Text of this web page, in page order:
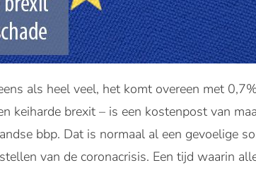
als heel veel, het komt overeen met
keiharde brexit – is een kostenpost van
bbp. Dat is normaal al een gevoelige
van de coronacrisis. Een tijd waarin